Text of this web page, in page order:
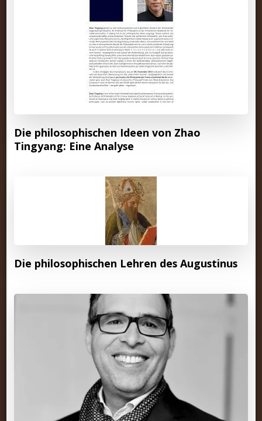
Die philosophischen Ideen von Zhao
Tingyang: Eine Analyse
Die philosophischen Lehren des Augustinus